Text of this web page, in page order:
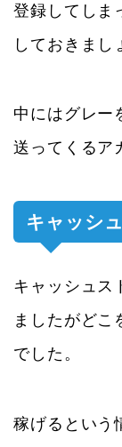
登録してしま
しておきまし
中にはグレー
送ってくるア
キャッシ
キャッシュス
ましたがどこ
でした。
稼げるという